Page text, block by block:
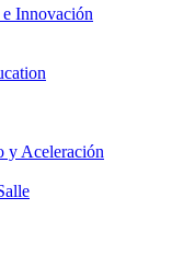
Innovación
y Aceleración